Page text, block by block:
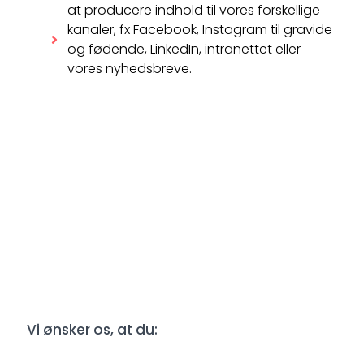
at producere indhold til vores forskellige
kanaler, fx Facebook, Instagram til gravide
og fødende, LinkedIn, intranettet eller
vores nyhedsbreve.
Vi ønsker os, at du: